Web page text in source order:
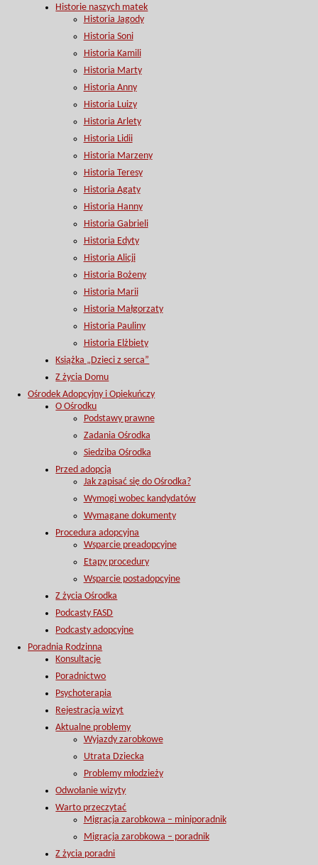
Historie naszych matek
Historia Jagody
Historia Soni
Historia Kamili
Historia Marty
Historia Anny
Historia Luizy
Historia Arlety
Historia Lidii
Historia Marzeny
Historia Teresy
Historia Agaty
Historia Hanny
Historia Gabrieli
Historia Edyty
Historia Alicji
Historia Bożeny
Historia Marii
Historia Małgorzaty
Historia Pauliny
Historia Elżbiety
Książka „Dzieci z serca”
Z życia Domu
Ośrodek Adopcyjny i Opiekuńczy
O Ośrodku
Podstawy prawne
Zadania Ośrodka
Siedziba Ośrodka
Przed adopcją
Jak zapisać się do Ośrodka?
Wymogi wobec kandydatów
Wymagane dokumenty
Procedura adopcyjna
Wsparcie preadopcyjne
Etapy procedury
Wsparcie postadopcyjne
Z życia Ośrodka
Podcasty FASD
Podcasty adopcyjne
Poradnia Rodzinna
Konsultacje
Poradnictwo
Psychoterapia
Rejestracja wizyt
Aktualne problemy
Wyjazdy zarobkowe
Utrata Dziecka
Problemy młodzieży
Odwołanie wizyty
Warto przeczytać
Migracja zarobkowa – miniporadnik
Migracja zarobkowa – poradnik
Z życia poradni